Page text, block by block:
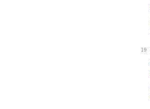
19